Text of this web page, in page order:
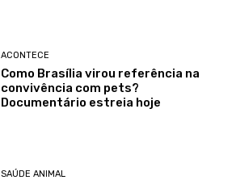
ACONTECE
Como Brasília virou referência na
convivência com pets?
Documentário estreia hoje
SAÚDE ANIMAL